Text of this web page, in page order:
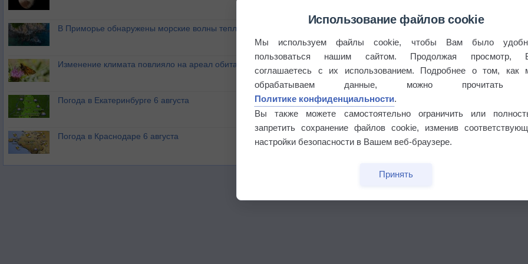
В Приморье обнаружены морские волны тепла
Изменение климата повлияло на ареал обитания бабочек
Погода в Екатеринбурге 6 августа
Погода в Краснодаре 6 августа
Использование файлов cookie
Мы используем файлы cookie, чтобы Вам было
пользоваться нашим сайтом. Продолжая просмотр,
соглашаетесь с их использованием. Подробнее о том, как
обрабатываем данные, можно прочитать
Политике конфиденциальности.
Вы также можете самостоятельно ограничить или
запретить сохранение файлов cookie, изменив
настройки безопасности в Вашем веб-браузере.
Принять